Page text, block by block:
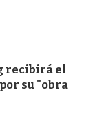
recibirá el
su "obra